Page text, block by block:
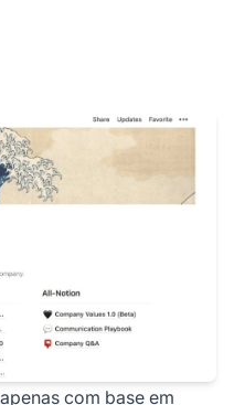
com base em